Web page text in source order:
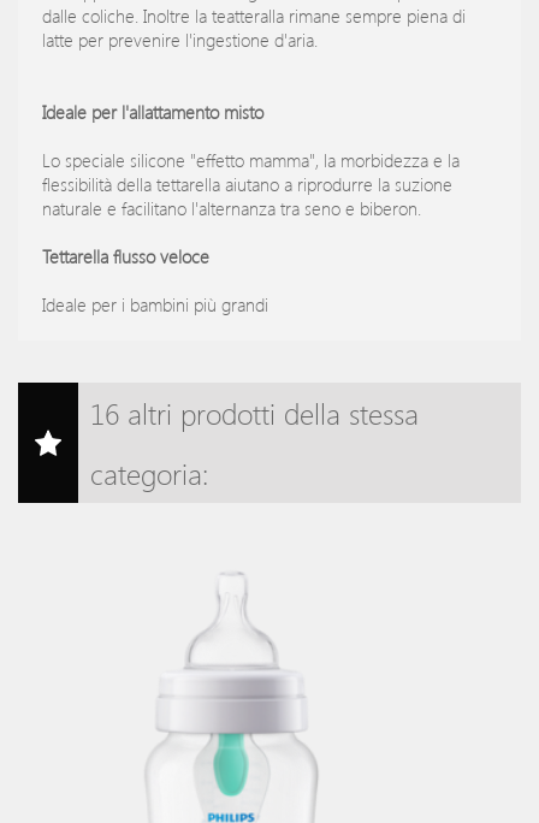
dalle coliche. Inoltre la teatteralla rimane sempre piena di
latte per prevenire l'ingestione d'aria.
Ideale per l'allattamento misto
Lo speciale silicone "effetto mamma", la morbidezza e la
flessibilità della tettarella aiutano a riprodurre la suzione
naturale e facilitano l'alternanza tra seno e biberon.
Tettarella flusso veloce
Ideale per i bambini più grandi
16 altri prodotti della stessa
categoria: